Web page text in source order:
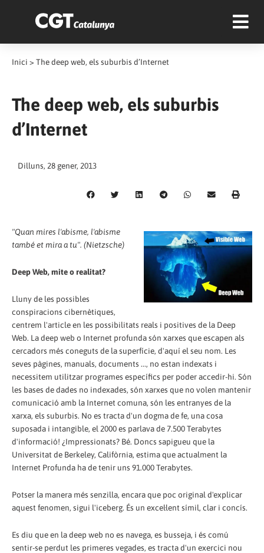
Inici > The deep web, els suburbis d’Internet
The deep web, els suburbis
d’Internet
Dilluns, 28 gener, 2013
"Quan mires l'abisme, l'abisme
també et mira a tu". (Nietzsche)
Deep Web, mite o realitat?
Lluny de les possibles
conspiracions cibernètiques,
centrem l'article en les possibilitats reals i positives de la Deep
Web. La deep web o Internet profunda són xarxes que escapen als
cercadors més coneguts de la superfície, d'aquí el seu nom. Les
seves pàgines, manuals, documents ..., no estan indexats i
necessitem utilitzar programes específics per poder accedir-hi. Són
les bases de dades no indexades, són xarxes que no volen mantenir
comunicació amb la Internet comuna, són les entranyes de la
xarxa, els suburbis. No es tracta d'un dogma de fe, una cosa
suposada i intangible, el 2000 es parlava de 7.500 Terabytes
d'informació! ¿Impressionats? Bé. Doncs sapigueu que la
Universitat de Berkeley, Califòrnia, estima que actualment la
Internet Profunda ha de tenir uns 91.000 Terabytes.
Potser la manera més senzilla, encara que poc original d'explicar
aquest fenomen, sigui l'iceberg. És un excel·lent símil, clar i concís.
Es diu que en la deep web no es navega, es busseja, i és comú
sentir-se perdut les primeres vegades, es tracta d'un exercici nou